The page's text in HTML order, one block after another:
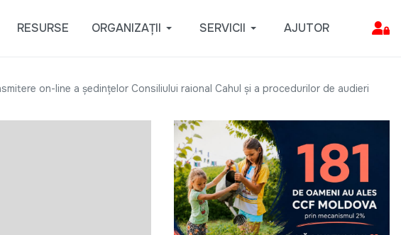
RESURSE ORGANIZAȚII SERVICII AJUTOR
on-line a ședințelor Consiliului raional Cahul și a procedurilor de audieri